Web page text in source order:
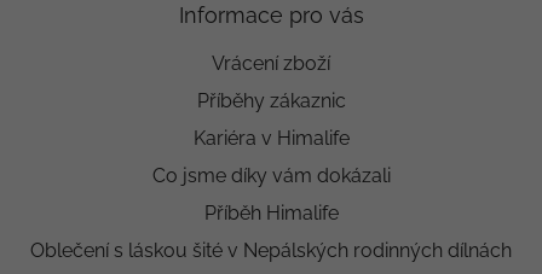
Informace pro vás
Vrácení zboží
Příběhy zákaznic
Kariéra v Himalife
Co jsme díky vám dokázali
Příběh Himalife
Oblečení s láskou šité v Nepálských rodinných dílnách